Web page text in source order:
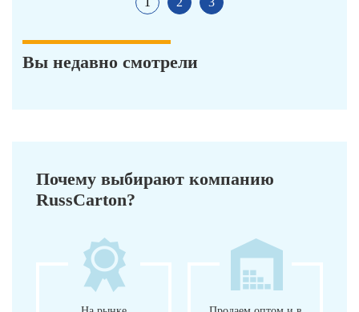
Вы недавно смотрели
Почему выбирают компанию
RussCarton?